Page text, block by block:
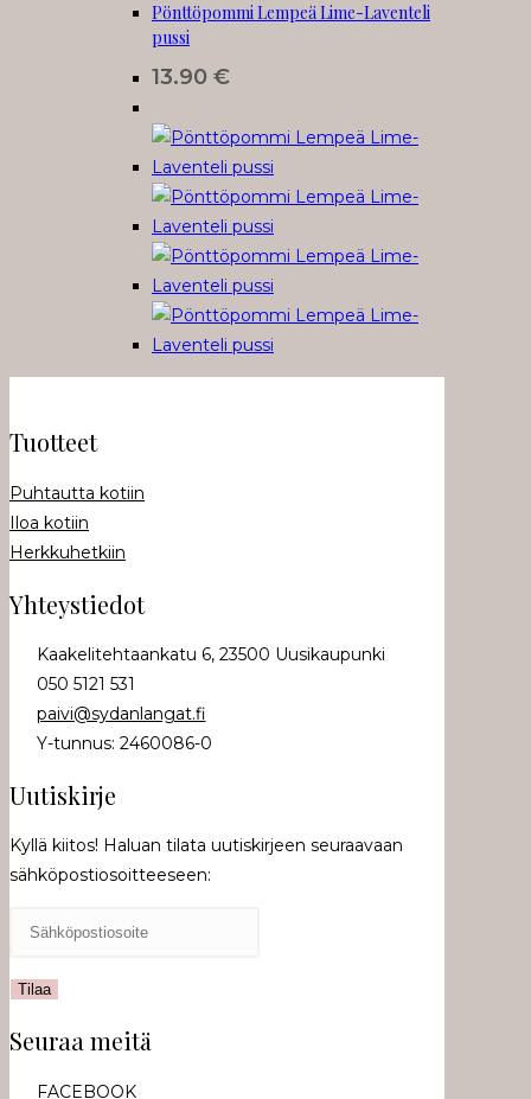
Pönttöpommi Lempeä Lime-Laventeli
pussi
13.90 €
Tuotteet
Puhtautta kotiin
Iloa kotiin
Herkkuhetkiin
Yhteystiedot
Kaakelitehtaankatu 6, 23500 Uusikaupunki
050 5121 531
paivi@sydanlangat.fi
Y-tunnus: 2460086-0
Uutiskirje
Kyllä kiitos! Haluan tilata uutiskirjeen seuraavaan
sähköpostiosoitteeseen:
Seuraa meitä
FACEBOOK